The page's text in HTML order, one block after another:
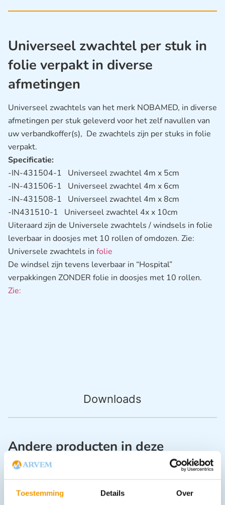
Toestemming Details Over
Downloads
Universeel zwachtel per stuk in
folie verpakt in diverse
afmetingen
Universeel zwachtels van het merk NOBAMED, in diverse
afmetingen per stuk geleverd voor het zelf navullen van
uw verbandkoffer(s), De zwachtels zijn per stuks in folie
verpakt.
Specificatie:
-IN-431504-1 Universeel zwachtel 4m x 5cm
-IN-431506-1 Universeel zwachtel 4m x 6cm
-IN-431508-1 Universeel zwachtel 4m x 8cm
-IN431510-1 Universeel zwachtel 4x x 10cm
Uiteraard zijn de Universele zwachtels / windsels in folie
leverbaar in doosjes met 10 rollen of omdozen. Zie:
Universele zwachtels in folie
De windsel zijn tevens leverbaar in “Hospital”
verpakkingen ZONDER folie in doosjes met 10 rollen.
Zie:
Andere producten in deze
categorie: